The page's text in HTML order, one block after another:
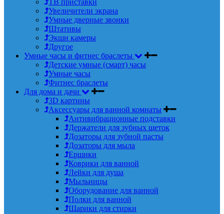
Увеличители экрана
Умные дверные звонки
Штативы
Экшн камеры
Другое
Умные часы и фитнес браслеты
Детские умные (смарт) часы
Умные часы
Фитнес браслеты
Для дома и дачи
3D картины
Аксессуары для ванной комнаты
Антивибрационные подставки
Держатели для зубных щеток
Дозаторы для зубной пасты
Дозаторы для мыла
Ершики
Коврики для ванной
Лейки для душа
Мыльницы
Оборудование для ванной
Полки для ванной
Шарики для стирки